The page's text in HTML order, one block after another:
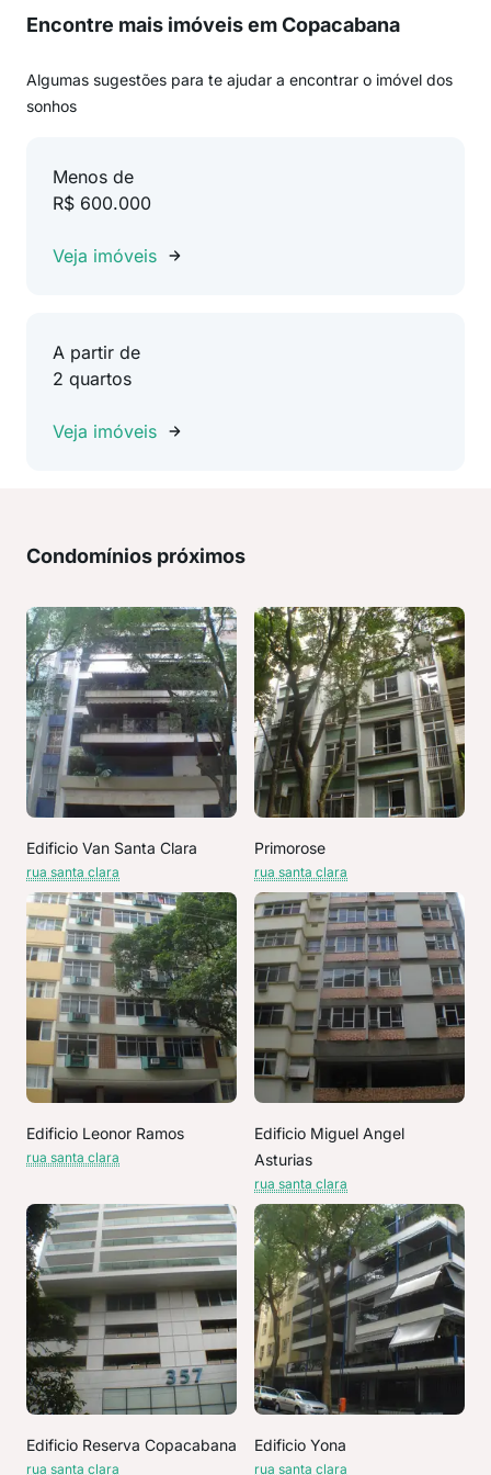
Encontre mais imóveis em Copacabana
Algumas sugestões para te ajudar a encontrar o imóvel dos
sonhos
Menos de
R$ 600.000
Veja imóveis
A partir de
2 quartos
Veja imóveis
Condomínios próximos
Edificio Van Santa Clara
rua santa clara
Primorose
rua santa clara
Edificio Leonor Ramos
rua santa clara
Edificio Miguel Angel
Asturias
rua santa clara
Edificio Reserva Copacabana
rua santa clara
Edificio Yona
rua santa clara